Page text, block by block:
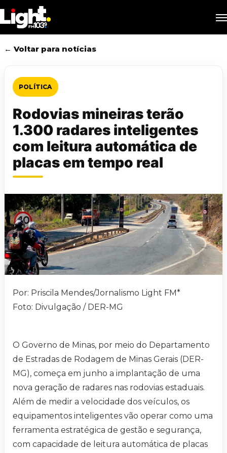
to
main
content
← Voltar para notícias
POLÍTICA
Rodovias mineiras terão
1.300 radares inteligentes
com leitura automática de
placas em tempo real
Por: Priscila Mendes/Jornalismo Light FM*
Foto: Divulgação / DER-MG
O Governo de Minas, por meio do Departamento
de Estradas de Rodagem de Minas Gerais (DER-
MG), começa em junho a implantação de uma
nova geração de radares nas rodovias estaduais.
Além de medir a velocidade dos veículos, os
equipamentos inteligentes vão operar como uma
ferramenta estratégica de gestão e segurança,
com capacidade de leitura automática de placas